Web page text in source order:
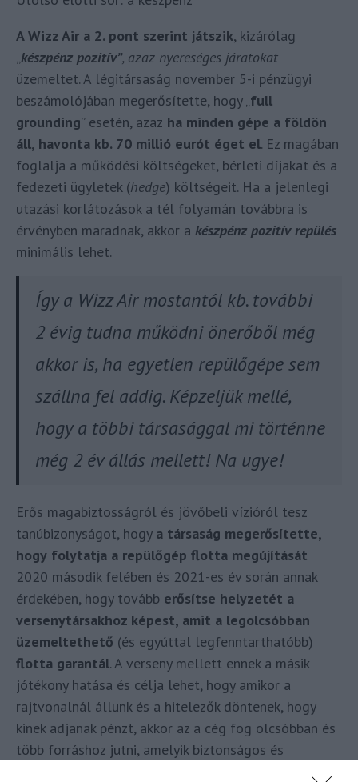
A Wizz Air a 2. pont szerint játszik, kizárólag
„készpénz pozitív”, azaz nyereséges járatokat
üzemeltet. A légitársaság november 5-i pénzügyi
beszámolójában megerősítette, hogy „full
grounding” esetén, azaz ha minden gépe a földön
áll, havonta kb. 70 millió eurót éget el. Ez magában
foglalja a működési költségeket, bérleti díjakat és a
fedezeti ügyletek (hedge) költségeit. Ha a jelenlegi
utazási korlátozások a tél folyamán továbbra is
érvényben maradnak, akkor a készpénz pozitív repülés
minimális lehet.
Így a Wizz Air mostantól kb. további
2 évig tudna működni önerőből még
akkor is, ha egyetlen repülőgépe sem
szállna fel addig. Képzeljük mellé,
hogy a többi társasággal mi történne
még 2 év állás mellett! Na ugye!
Erős magabiztosságról és jövőbeli vízióról tesz
tanúbizonyságot, hogy a társaság megerősítette,
hogy folytatja a repülőgép flotta megújítását
2020 második felében és 2021-es év során annak
érdekében, hogy tovább erősítse helyzetét a
versenytársakhoz képest, amit a legolcsóbban
üzemeltethető (és egyúttal legfenntarthatóbb)
flotta garantál. A verseny mellett ennek a másik
jótékony hatása és célja lehet, hogy amikor a
rajtvonalnál állunk és a hitelezők döntenek, hogy
kinek adjanak pénzt, akkor az a cég fog olcsóbban és
több forráshoz jutni, amelyik biztonságos és